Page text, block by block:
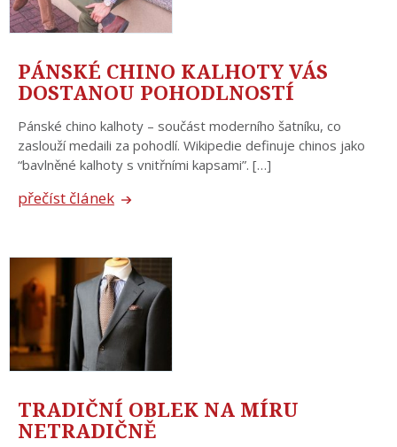
PÁNSKÉ CHINO KALHOTY VÁS
DOSTANOU POHODLNOSTÍ
Pánské chino kalhoty – součást moderního šatníku, co
zaslouží medaili za pohodlí. Wikipedie definuje chinos jako
“bavlněné kalhoty s vnitřními kapsami”. […]
přečíst článek
TRADIČNÍ OBLEK NA MÍRU
NETRADIČNĚ